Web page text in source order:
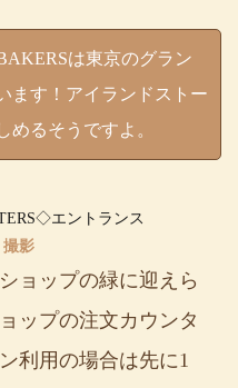
は東京のグラン
ます！アイランドストー
めるそうですよ。
影
ョップの緑に迎えら
ップの注文カウンタ
利用の場合は先に1